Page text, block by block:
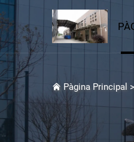
Pàgina Principal >